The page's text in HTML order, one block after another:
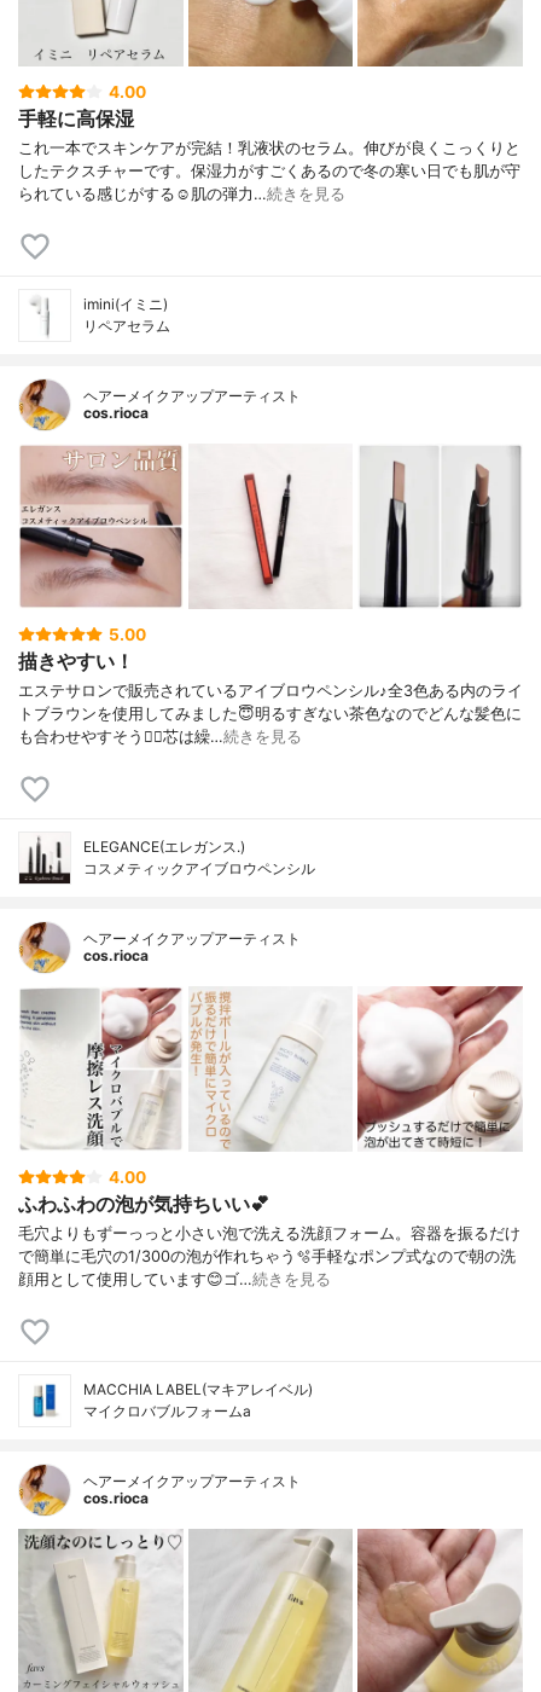
4.00
手軽に高保湿
これ一本でスキンケアが完結！乳液状のセラム。伸びが良くこっくりと
したテクスチャーです。保湿力がすごくあるので冬の寒い日でも肌が守
られている感じがする☺️肌の弾力…続きを見る
imini(イミニ)
リペアセラム
ヘアーメイクアップアーティスト
cos.rioca
5.00
描きやすい！
エステサロンで販売されているアイブロウペンシル♪全3色ある内のライ
トブラウンを使用してみました😇明るすぎない茶色なのでどんな髪色に
も合わせやすそう💇‍♀️芯は繰…続きを見る
ELEGANCE(エレガンス.)
コスメティックアイブロウペンシル
ヘアーメイクアップアーティスト
cos.rioca
4.00
ふわふわの泡が気持ちいい💕
毛穴よりもずーっっと小さい泡で洗える洗顔フォーム。容器を振るだけ
で簡単に毛穴の1/300の泡が作れちゃう🫧手軽なポンプ式なので朝の洗
顔用として使用しています😊ゴ…続きを見る
MACCHIA LABEL(マキアレイベル)
マイクロバブルフォームa
ヘアーメイクアップアーティスト
cos.rioca